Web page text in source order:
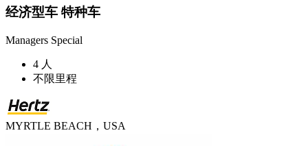
经济型车 特种车
Managers Special
4 人
不限里程
MYRTLE BEACH，USA